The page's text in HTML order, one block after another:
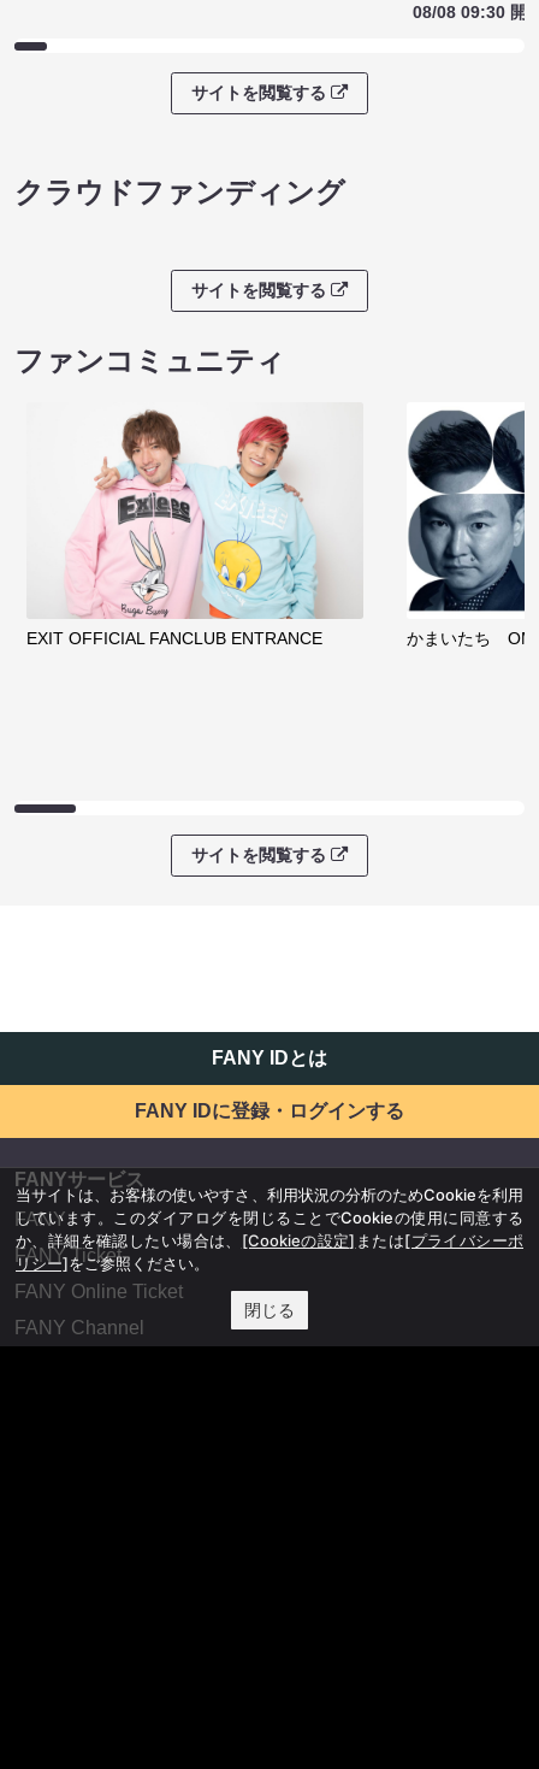
08/08 09:30 開
サイトを閲覧する
クラウドファンディング
サイトを閲覧する
ファンコミュニティ
EXIT OFFICIAL FANCLUB ENTRANCE かまいたち
サイトを閲覧する
FANY IDとは
FANY IDに登録・ログインする
FANYサービス
FANY
FANY Ticket
FANY Online Ticket
FANY Channel
当サイトは、お客様の使いやすさ、利用状況の分析のためCookieを利用
しています。このダイアログを閉じることでCookieの使用に同意する
か、詳細を確認したい場合は、 [Cookieの設定] または[プライバシーポ
リシー]をご参照ください。
閉じる